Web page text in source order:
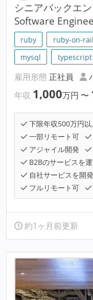
シニアバックエ
Software
ruby ruby-on-
mysql
typescript
雇用形態 正社員
年収 1,000万円 〜
下限年収500万円以
一部リモート可
アジャイル開発
B2Bのサービスを
自社サービスを開発
フルリモート可
約1ヶ月前更新